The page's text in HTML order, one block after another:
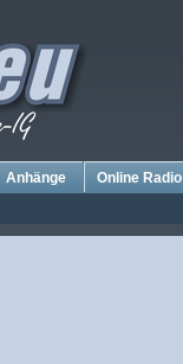
Anhänge Online Radio